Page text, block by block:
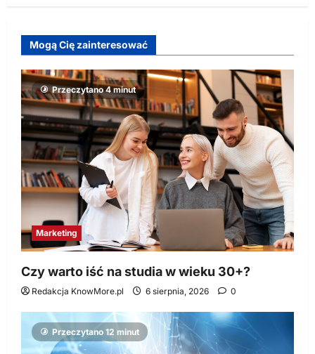
Mogą Cię zainteresować
Przeczytano 4 minut
Marketing
Czy warto iść na studia w wieku 30+?
Redakcja KnowMore.pl 6 sierpnia, 2026 0
Przeczytano 12 minut